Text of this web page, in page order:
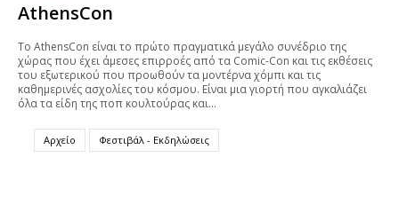
AthensCon
To AthensCon είναι το πρώτο πραγματικά μεγάλο συνέδριο της
χώρας που έχει άμεσες επιρροές από τα Comic-Con και τις εκθέσεις
του εξωτερικού που προωθούν τα μοντέρνα χόμπι και τις
καθημερινές ασχολίες του κόσμου. Είναι μια γιορτή που αγκαλιάζει
όλα τα είδη της ποπ κουλτούρας και…
Αρχείο Φεστιβάλ - Εκδηλώσεις